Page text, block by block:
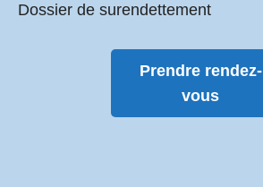
Dossier de surendettement
Prendre rendez-
vous